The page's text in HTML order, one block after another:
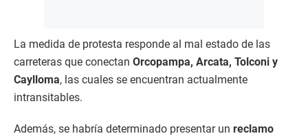
La medida de protesta responde al mal estado de las
carreteras que conectan Orcopampa, Arcata, Tolconi y
Caylloma, las cuales se encuentran actualmente
intransitables.
Además, se habría determinado presentar un reclamo